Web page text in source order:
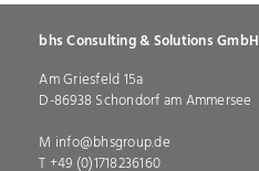
bhs Consulting & Solutions GmbH
Am Griesfeld 15a
D-86938Schondorf am Ammersee
info@bhsgroup.de
+49 (0)1718236160